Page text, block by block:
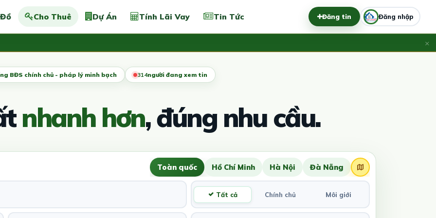
Cho Thuê Dự Án Tính Lãi Vay Tin Tức Đăng tin Đăng nhập
×
BĐS chính chủ - pháp lý minh bạch 315người đang xem tin
nhanh hơn, đúng nhu cầu.
Toàn quốc Hồ Chí Minh Hà Nội Đà Nẵng
Tất cả Chính chủ Môi giới